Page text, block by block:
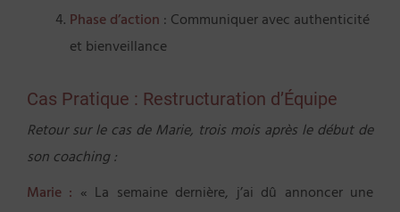
Phase d’action : Communiquer avec authenticité
et bienveillance
Cas Pratique : Restructuration d’Équipe
Retour sur le cas de Marie, trois mois après le début de
son coaching :
Marie : « La semaine dernière, j’ai dû annoncer une